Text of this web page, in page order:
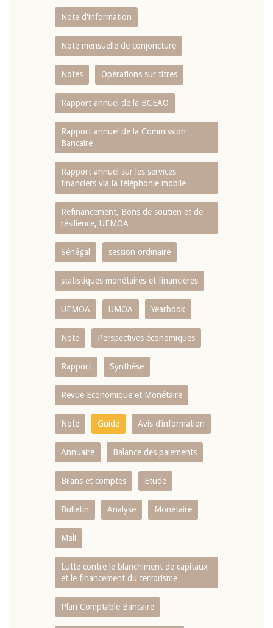
Note d'information
Note mensuelle de conjoncture
Notes Opérations sur titres
Rapport annuel de la BCEAO
Rapport annuel de la Commission
Bancaire
Rapport annuel sur les services
financiers via la téléphonie mobile
Refinancement, Bons de soutien et de
résilience, UEMOA
Sénégal session ordinaire
statistiques monétaires et financières
UEMOA UMOA Yearbook
Note Perspectives économiques
Rapport Synthése
Revue Economique et Monétaire
Note Guide Avis d’information
Annuaire Balance des paiements
Bilans et comptes Etude
Bulletin Analyse Monétaire
Mali
Lutte contre le blanchiment de capitaux
et le financement du terrorisme
Plan Comptable Bancaire